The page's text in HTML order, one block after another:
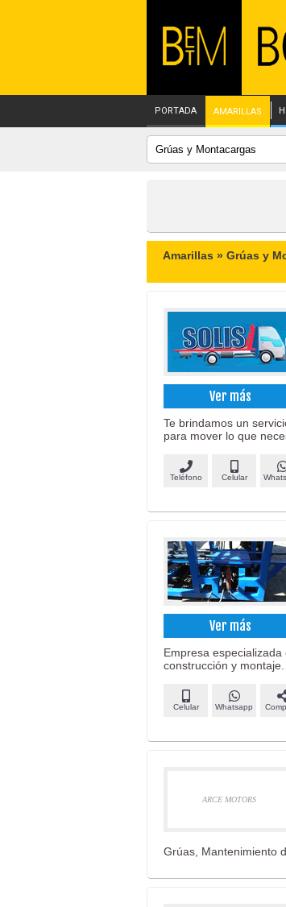
PORTADA AMARILLAS
Amarillas » Grúas y
Ver más
Te brindamos un
para mover lo que
Teléfono Celular
Ver más
Empresa
construcción y montaje.
Celular Whatsapp
ARCE MOTORS
Grúas, Mantenimiento